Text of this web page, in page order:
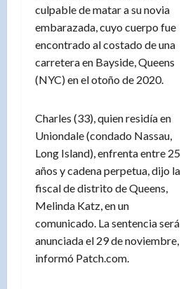
culpable de matar a su novia
embarazada, cuyo cuerpo fue
encontrado al costado de una
carretera en Bayside, Queens
(NYC) en el otoño de 2020.
Charles (33), quien residía en
Uniondale (condado Nassau,
Long Island), enfrenta entre 25
años y cadena perpetua, dijo la
fiscal de distrito de Queens,
Melinda Katz, en un
comunicado. La sentencia será
anunciada el 29 de noviembre,
informó Patch.com.